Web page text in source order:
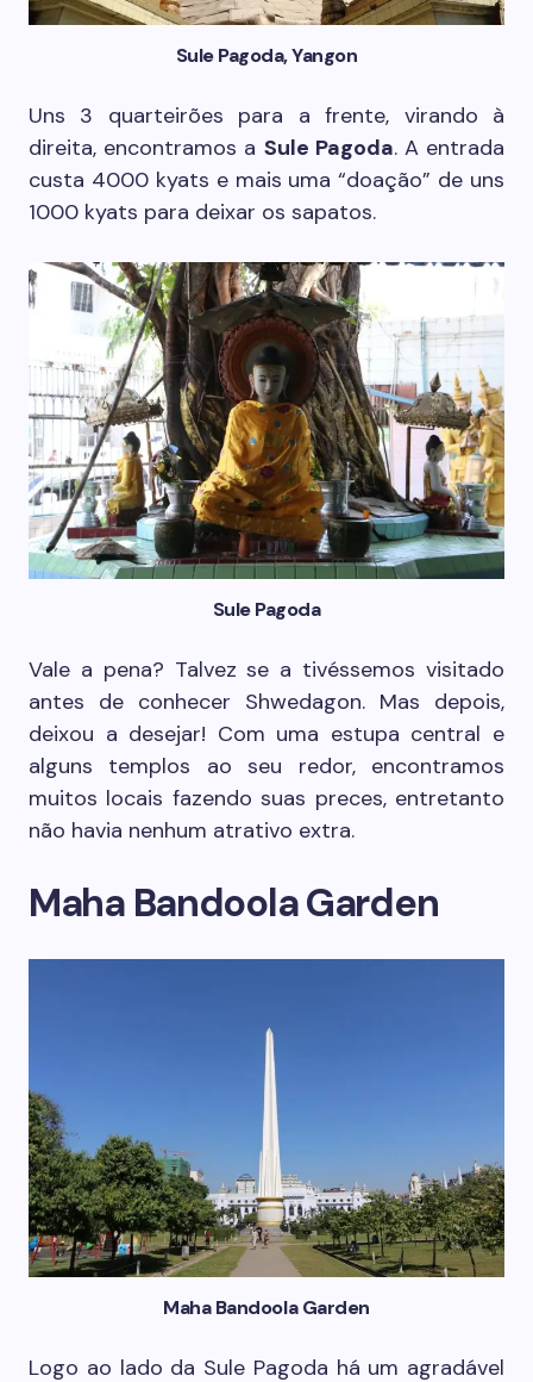
Sule Pagoda, Yangon
Uns 3 quarteirões para a frente, virando à
direita, encontramos a Sule Pagoda. A entrada
custa 4000 kyats e mais uma “doação” de uns
1000 kyats para deixar os sapatos.
Sule Pagoda
Vale a pena? Talvez se a tivéssemos visitado
antes de conhecer Shwedagon. Mas depois,
deixou a desejar! Com uma estupa central e
alguns templos ao seu redor, encontramos
muitos locais fazendo suas preces, entretanto
não havia nenhum atrativo extra.
Maha Bandoola Garden
Maha Bandoola Garden
Logo ao lado da Sule Pagoda há um agradável